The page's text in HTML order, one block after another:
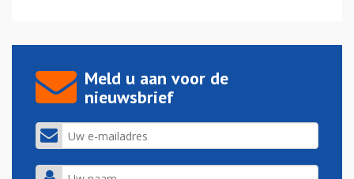
Meld u aan voor de
nieuwsbrief